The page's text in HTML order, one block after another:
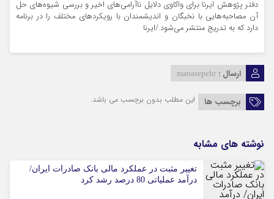
دفتر پژوهش ایرنا برای واکاوی دلایل ناآرامی‌های اخیر و بررسی شیوه‌های حل
آن مصاحبه‌هایی با نخبگان و اندیشمندان با رویکردهای مختلف را در برنامه
دارد که به تدریج منتشر می‌شود./ایرنا
ارسال : manasepehr
برچسب ها این مطلب بدون برچسب می باشد.
نوشته های مشابه
تغییر مثبت در عملکرد مالی بانک صادرات ایران/
درآمد عملیاتی 80 درصد رشد کرد